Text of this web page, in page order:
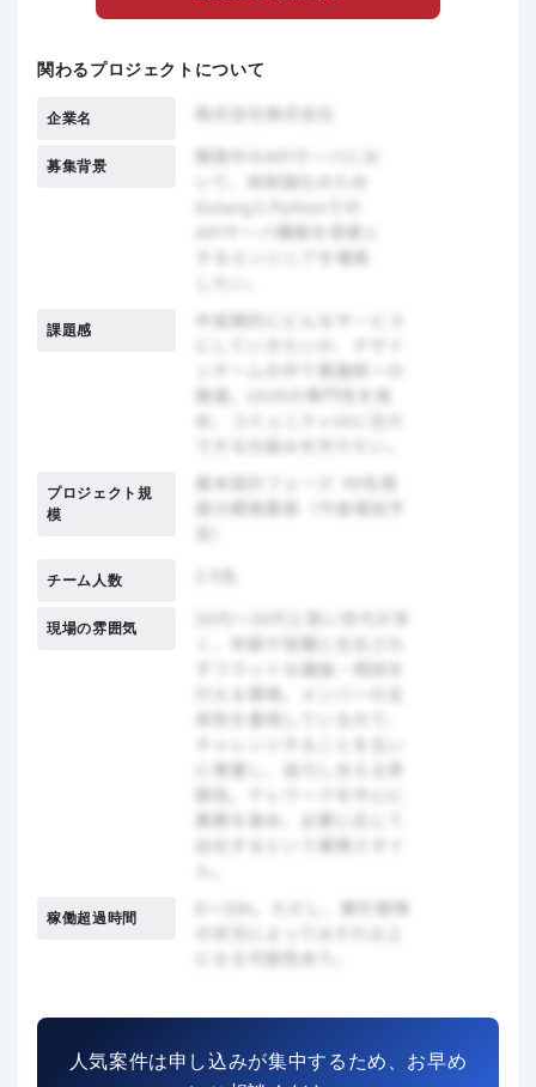
関わるプロジェクトについて
企業名
募集背景
課題感
プロジェクト規
模
チーム人数
現場の雰囲気
稼働超過時間
人気案件は申し込みが集中するため、お早め